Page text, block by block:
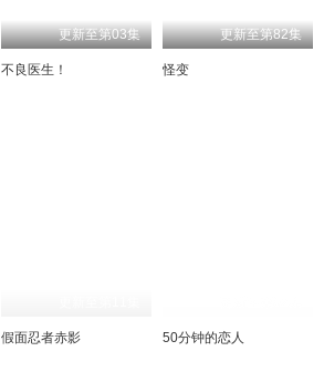
更新至第03集
不良医生！
更新至第82集
怪变
假面忍者赤影 50分钟的恋人